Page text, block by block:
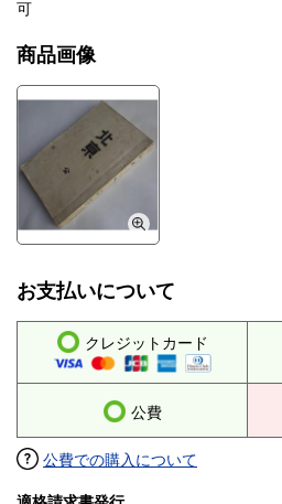
可
商品画像
お支払いについて
クレジットカード
公費
公費での購入について